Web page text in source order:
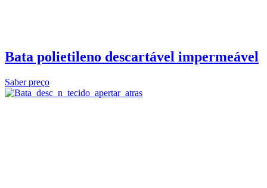
Bata polietileno descartável impermeável
Saber preço